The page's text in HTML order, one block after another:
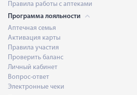
Правила работы с аптеками
Программа лояльности
Аптечная семья
Активация карты
Правила участия
Проверить баланс
Личный кабинет
Вопрос-ответ
Электронные чеки